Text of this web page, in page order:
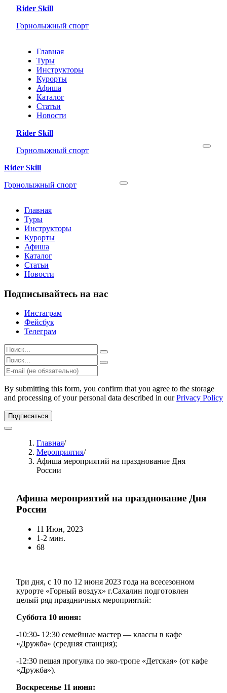
Rider Skill
Горнолыжный спорт
Главная
Туры
Инструкторы
Курорты
Афиша
Каталог
Статьи
Новости
Rider Skill
Горнолыжный спорт
Rider Skill
Горнолыжный спорт
Главная
Туры
Инструкторы
Курорты
Афиша
Каталог
Статьи
Новости
Подписывайтесь на нас
Инстаграм
Фейсбук
Телеграм
Результаты
поиска
для:
%s:
Результаты
поиска
для:
%s:
By submitting this form, you confirm that you agree to the storage
and processing of your personal data described in ourPrivacy Policy
Подписаться
Главная/
Мероприятия/
Афиша мероприятий на празднование Дня
России
Афиша мероприятий на празднование Дня
России
11 Июн, 2023
1-2 мин.
68
Три дня, с 10 по 12 июня 2023 года на всесезонном
курорте «Горный воздух» г.Сахалин подготовлен
целый ряд праздничных мероприятий:
Суббота 10 июня:
-10:30- 12:30 семейные мастер — классы в кафе
«Дружба» (средняя станция);
-12:30 пешая прогулка по эко-тропе «Детская» (от кафе
«Дружба»).
Воскресенье 11 июня: